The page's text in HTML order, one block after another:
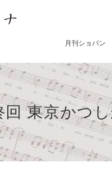
月刊ショパン
回 東京かつ